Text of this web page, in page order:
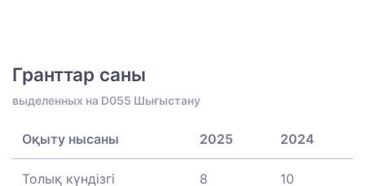
Гранттар саны
выделенных на D055 Шығыстану
Оқыту нысаны 2025 2024
Толық күндізгі 8 10